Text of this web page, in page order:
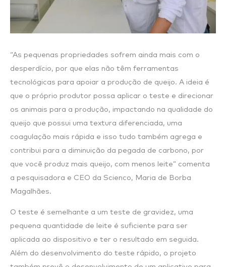
“As pequenas propriedades sofrem ainda mais com o
desperdício, por que elas não têm ferramentas
tecnológicas para apoiar a produção de queijo. A ideia é
que o próprio produtor possa aplicar o teste e direcionar
os animais para a produção, impactando na qualidade do
queijo que possui uma textura diferenciada, uma
coagulação mais rápida e isso tudo também agrega e
contribui para a diminuição da pegada de carbono, por
que você produz mais queijo, com menos leite” comenta
a pesquisadora e CEO da Scienco, Maria de Borba
Magalhães.
O teste é semelhante a um teste de gravidez, uma
pequena quantidade de leite é suficiente para ser
aplicada ao dispositivo e ter o resultado em seguida.
Além do desenvolvimento do teste rápido, o projeto